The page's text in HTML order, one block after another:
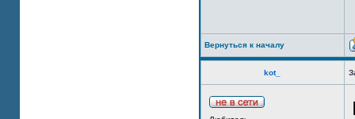
Вернуться к началу
kot_